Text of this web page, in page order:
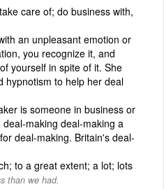
care of; do business with,
an unpleasant emotion or
you recognize it, and
yourself in spite of it. She
hypnotism to help her deal
is someone in business or
making deal-making a
deal-making. Britain's deal-
to a great extent; a lot; lots
than we had.